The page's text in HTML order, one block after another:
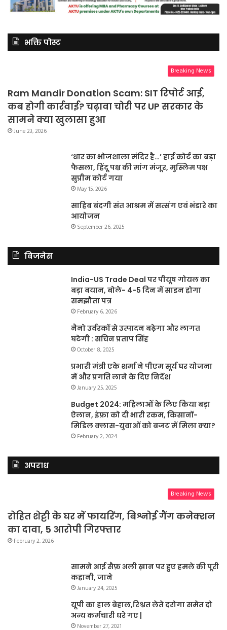
भक्ति पोस्ट
Breaking News
Ram Mandir Donation Scam: SIT रिपोर्ट आई,
कब होगी कार्रवाई? चढ़ावा चोरी पर UP सरकार के
सामने क्या खुलासा हुआ
June 23, 2026
‘धार का भोजशाला मंदिर है…’ हाई कोर्ट का बड़ा
फैसला, हिंदू पक्ष की मांग मंजूर, मुस्लिम पक्ष
सुप्रीम कोर्ट गया
May 15, 2026
साहिब बंदगी संत आश्रम में सत्संग एवं भंडारे का
आयोजन
September 26, 2025
बिजनेस
India-US Trade Deal पर पीयूष गोयल का
बड़ा बयान, बोले- 4-5 दिन में साइन होगा
समझौता पत्र
February 6, 2026
नैनो उर्वरकों से उत्पादन बढ़ेगा और लागत
घटेगी : सचिन प्रताप सिंह
October 8, 2025
प्रभारी मंत्री एके शर्मा ने पीएम सूर्य घर योजना
में और प्रगति लाने के दिए निर्देश
January 25, 2025
Budget 2024: महिलाओं के लिए किया बड़ा
ऐलान, इंफ्रा को दी भारी रकम, किसानों-
मिडिल क्लास-युवाओं को बजट में मिला क्या?
February 2, 2024
अपराध
Breaking News
रोहित शेट्टी के घर में फायरिंग, बिश्नोई गैंग कनेक्शन
का दावा, 5 आरोपी गिरफ्तार
February 2, 2026
सामने आई सैफ़ अली ख़ान पर हुए हमले की पूरी
कहानी, जाने
January 24, 2025
यूपी का हाल बेहाल,रिश्वत लेते दरोगा समेत दो
अन्य कर्मचारी धरे गए |
November 27, 2021